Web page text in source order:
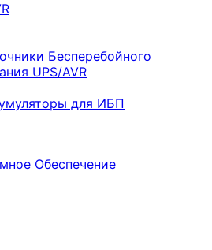
Бесперебойного
UPS/AVR
для ИБП
Обеспечение